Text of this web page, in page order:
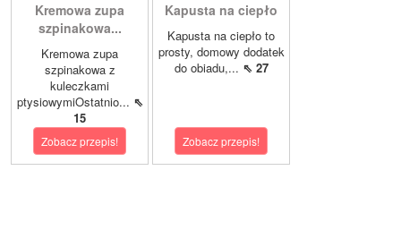
Kremowa zupa
szpinakowa...
Kremowa zupa
szpinakowa z
kuleczkami
ptysiowymiOstatnio... ⇖
15
Zobacz przepis!
Kapusta na ciepło
Kapusta na ciepło to
prosty, domowy dodatek
do obiadu,... ⇖ 27
Zobacz przepis!